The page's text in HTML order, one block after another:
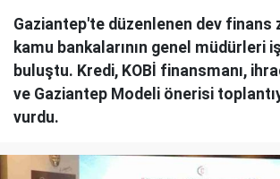
Gaziantep'te düzenlenen dev finans
kamu bankalarının genel müdürleri
buluştu. Kredi, KOBİ finansmanı,
ve Gaziantep Modeli önerisi
vurdu.